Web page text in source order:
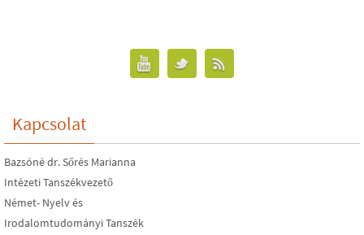
Kapcsolat
Bazsóné dr. Sőrés Marianna
Intézeti Tanszékvezető
Német- Nyelv és
Irodalomtudományi Tanszék